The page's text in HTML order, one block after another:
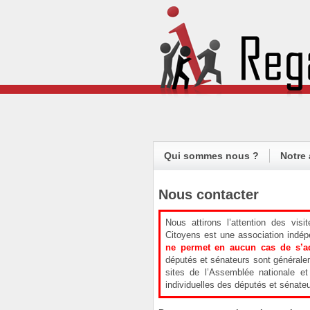
Qui sommes nous ? Notre
Nous contacter
Nous attirons l’attention des
Citoyens est une association
ne permet en aucun cas de
députés et sénateurs sont
sites de l’Assemblée nationale
individuelles des députés et